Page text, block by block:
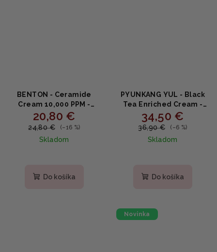
BENTON - Ceramide
Cream 10,000 PPM -
Hydratačný krém s
ceramidmi 80ml
20,80 €
24,80 € (–16 %)
Skladom
Do košíka
PYUNKANG YUL - Black
Tea Enriched Cream -
Antioxidačný výživný
krém s čiernym čajom
34,50 €
36,90 € (–6 %)
Skladom
Do košíka
Novinka